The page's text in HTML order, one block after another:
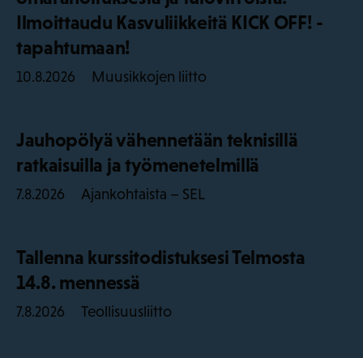
Ilmoittaudu Kasvuliikkeitä KICK OFF! -
tapahtumaan!
10.8.2026 Muusikkojen liitto
Jauhopölyä vähennetään teknisillä
ratkaisuilla ja työmenetelmillä
7.8.2026 Ajankohtaista – SEL
Tallenna kurssitodistuksesi Telmosta
14.8. mennessä
7.8.2026 Teollisuusliitto